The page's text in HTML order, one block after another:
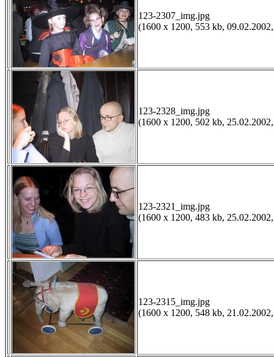
123-2307_img.jpg
(1600 x 1200, 553 kb,
123-2328_img.jpg
(1600 x 1200, 502 kb,
123-2321_img.jpg
(1600 x 1200, 483 kb,
123-2315_img.jpg
(1600 x 1200, 548 kb,